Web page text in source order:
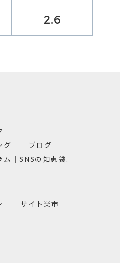
2.6
グ
ブログ
ム｜SNSの知恵袋.
サイト楽市